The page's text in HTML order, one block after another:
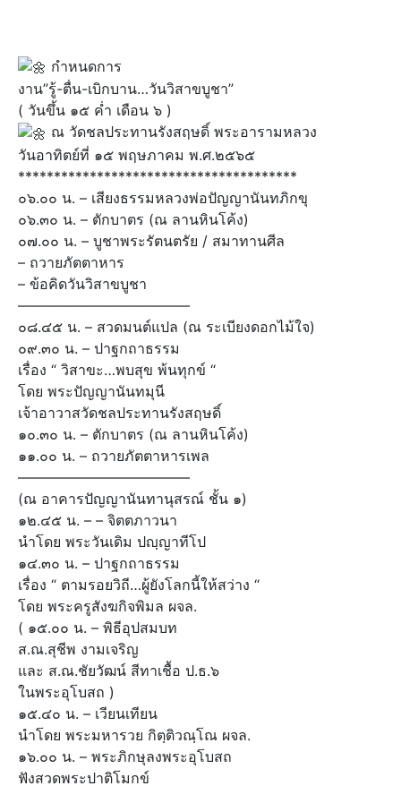
กำหนดการ
งาน”รู้-ตื่น-เบิกบาน…วันวิสาขบูชา”
( วันขึ้น ๑๕ ค่ำ เดือน ๖ )
ณ วัดชลประทานรังสฤษดิ์ พระอารามหลวง
วันอาทิตย์ที่ ๑๕ พฤษภาคม พ.ศ.๒๕๖๕
***************************************
๐๖.๐๐ น. – เสียงธรรมหลวงพ่อปัญญานันทภิกขุ
๐๖.๓๐ น. – ตักบาตร (ณ ลานหินโค้ง)
๐๗.๐๐ น. – บูชาพระรัตนตรัย / สมาทานศีล
– ถวายภัตตาหาร
– ข้อคิดวันวิสาขบูชา
————————————
๐๘.๔๕ น. – สวดมนต์แปล (ณ ระเบียงดอกไม้ใจ)
๐๙.๓๐ น. – ปาฐกถาธรรม
เรื่อง “ วิสาขะ…พบสุข พ้นทุกข์ “
โดย พระปัญญานันทมุนี
เจ้าอาวาสวัดชลประทานรังสฤษดิ์
๑๐.๓๐ น. – ตักบาตร (ณ ลานหินโค้ง)
๑๑.๐๐ น. – ถวายภัตตาหารเพล
————————————
(ณ อาคารปัญญานันทานุสรณ์ ชั้น ๑)
๑๒.๔๕ น. – – จิตตภาวนา
นำโดย พระวันเดิม ปญฺญาทีโป
๑๔.๓๐ น. – ปาฐกถาธรรม
เรื่อง “ ตามรอยวิถี…ผู้ยังโลกนี้ให้สว่าง “
โดย พระครูสังฆกิจพิมล ผจล.
( ๑๕.๐๐ น. – พิธีอุปสมบท
ส.ณ.สุชีพ งามเจริญ
และ ส.ณ.ชัยวัฒน์ สีทาเชื้อ ป.ธ.๖
ในพระอุโบสถ )
๑๕.๔๐ น. – เวียนเทียน
นำโดย พระมหารวย กิตฺติวณฺโณ ผจล.
๑๖.๐๐ น. – พระภิกษุลงพระอุโบสถ
ฟังสวดพระปาติโมกข์